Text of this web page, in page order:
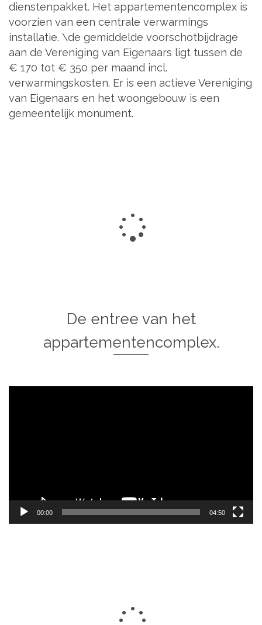
dienstenpakket. Het appartementencomplex is
voorzien van een centrale verwarmings
installatie. \de gemiddelde voorschotbijdrage
aan de Vereniging van Eigenaars ligt tussen de
€ 170 tot € 350 per maand incl.
verwarmingskosten. Er is een actieve Vereniging
van Eigenaars en het woongebouw is een
gemeentelijk monument.
De entree van het
appartementencomplex.
00:00 04:50